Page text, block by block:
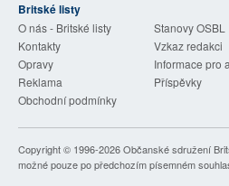
Britské listy
O nás - Britské listy
Stanovy OSBL
Kontakty
Vzkaz redakci
Opravy
Informace pro
Reklama
Příspěvky
Obchodní podmínky
Copyright © 1996-2026Občanské sdružení
možné pouze po předchozím písemném